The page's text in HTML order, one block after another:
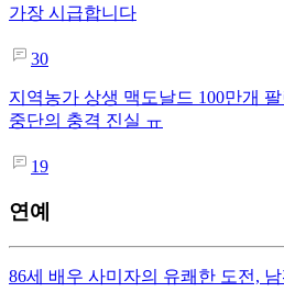
가장 시급합니다
30
지역농가 상생 맥도날드 100만개
중단의 충격 진실 ㅠ
19
연예
86세 배우 사미자의 유쾌한 도전,